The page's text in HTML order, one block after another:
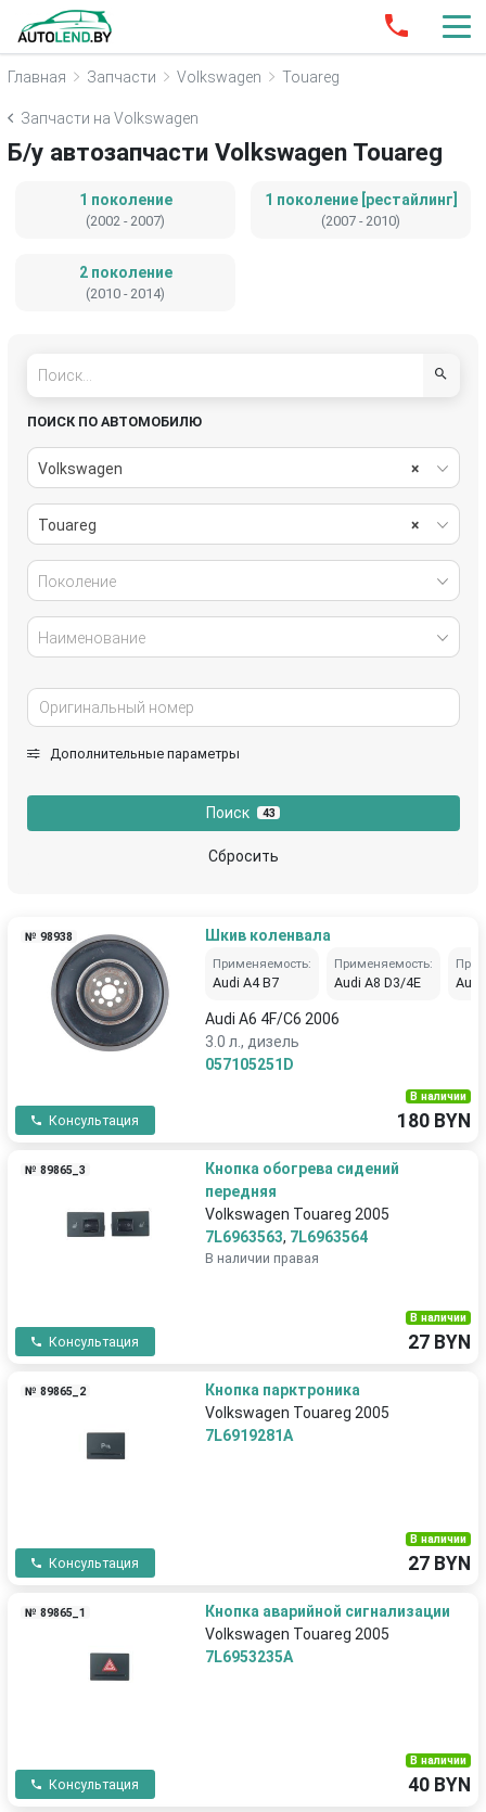
Главная Запчасти Volkswagen Touareg
Запчасти на Volkswagen
Б/у автозапчасти Volkswagen Touareg
1 поколение
(2002 - 2007)
1 поколение [рестайлинг]
(2007 - 2010)
2 поколение
(2010 - 2014)
ПОИСК ПО АВТОМОБИЛЮ
×
Volkswagen
×
Touareg
Поколение
Наименование
Дополнительные параметры
Поиск 43
Сбросить
№ 98938 Шкив коленвала
Применяемость:
Audi A4 B7
Применяемость:
Audi A8 D3/4E Audi
Audi A6 4F/C6 2006
3.0 л., дизель
057105251D
Консультация
В наличии
180 BYN
№ 89865_3
Кнопка обогрева сидений
передняя
Volkswagen Touareg 2005
7L6963563, 7L6963564
В наличии правая
Консультация
В наличии
27 BYN
№ 89865_2
Кнопка парктроника
Volkswagen Touareg 2005
7L6919281A
Консультация
В наличии
27 BYN
№ 89865_1
Кнопка аварийной сигнализации
Volkswagen Touareg 2005
7L6953235A
Консультация
В наличии
40 BYN